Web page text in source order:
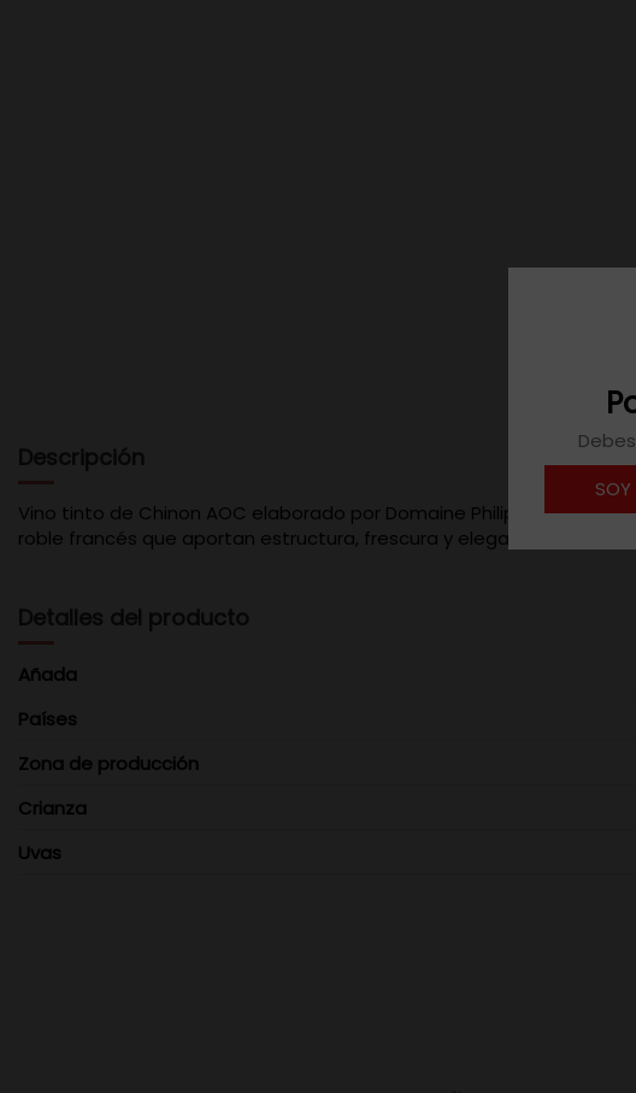
SOY
Descripción
Vino tinto de Chinon AOC elaborado por Domaine Philippe Alliet
roble francés que aportan estructura, frescura y elegancia.
Detalles del producto
Añada
Países
Zona de producción
Crianza
Uvas